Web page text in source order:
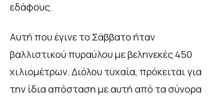
εδάφους.
Αυτή που έγινε το Σάββατο ήταν
βαλλιστικού πυραύλου με βεληνεκές 450
χιλιομέτρων. Διόλου τυχαία, πρόκειται για
την ίδια απόσταση με αυτή από τα σύνορα